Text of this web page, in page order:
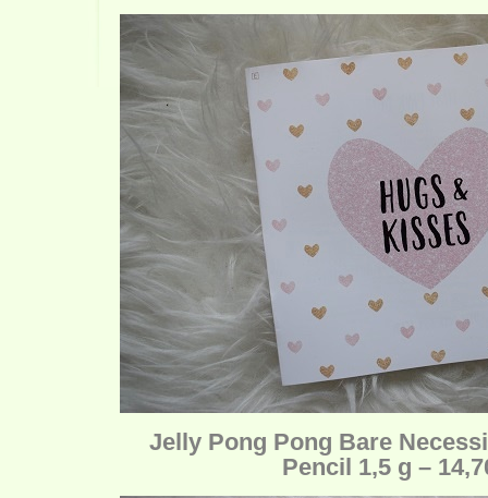
Jelly Pong Pong Bare
Pencil 1,5 g –